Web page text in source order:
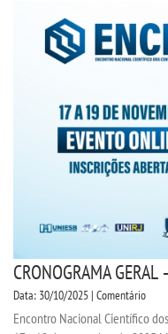
CRONOGRAMA
Data: 30/10/2025 | Comentário
Encontro Nacional Científico